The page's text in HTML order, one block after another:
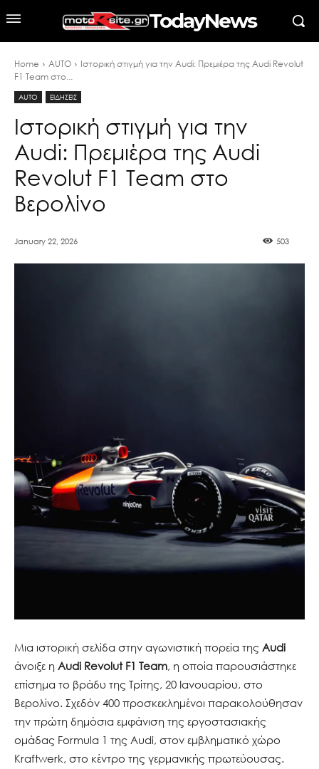
TodayNews
Home AUTO
Ιστορική στιγμή για την Audi: Πρεμιέρα της Audi Revolut
F1 Team στο...
AUTO ΕΙΔΗΣΕΙΣ
Ιστορική στιγμή για την
Audi: Πρεμιέρα της Audi
Revolut F1 Team στο
Βερολίνο
January 22, 2026 503
Μια ιστορική σελίδα στην αγωνιστική πορεία της Audi
άνοιξε η Audi Revolut F1 Team, η οποία παρουσιάστηκε
επίσημα το βράδυ της Τρίτης, 20 Ιανουαρίου, στο
Βερολίνο. Σχεδόν 400 προσκεκλημένοι παρακολούθησαν
την πρώτη δημόσια εμφάνιση της εργοστασιακής
ομάδας Formula 1 της Audi, στον εμβληματικό χώρο
Kraftwerk, στο κέντρο της γερμανικής πρωτεύουσας.